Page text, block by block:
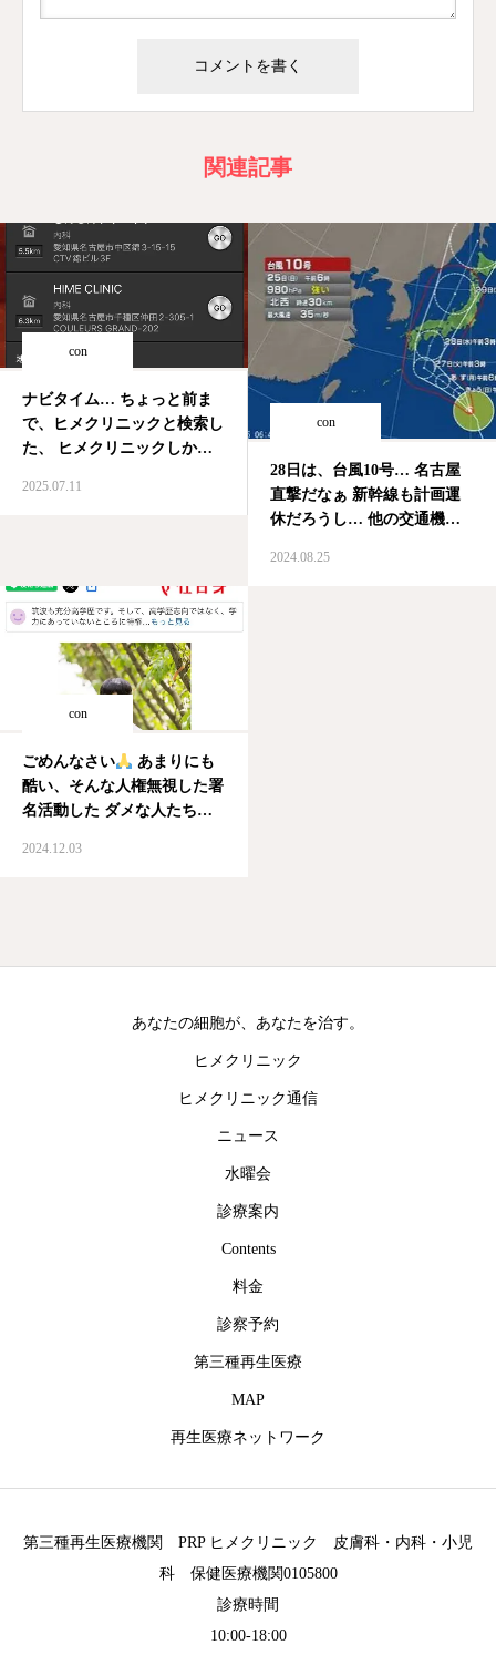
関連記事
con
ナビタイム… ちょっと前ま
で、ヒメクリニックと検索し
た、 ヒメクリニックしか出
SEO対策かなんか知らんけ
たけど、やり方があまりにも
汚い…
2025.07.11
con
28日は、台風10号… 名古屋
直撃だなぁ 新幹線も計画運
休だろうし… 他の交通機関
ックも28日は、計画休診かな
2024.08.25
con
ごめんなさい
あまりにも
酷い、そんな人権無視した署
名活動した ダメな人たちが
2024.12.03
あなたの細胞が、あなたを治す。
ヒメクリニック
ヒメクリニック通信
ニュース
水曜会
診療案内
Contents
料金
診察予約
第三種再生医療
MAP
再生医療ネットワーク
第三種再生医療機関 PRP ヒメクリニック 皮膚科・内科・小児
科 保健医療機関0105800
診療時間
10:00-18:00